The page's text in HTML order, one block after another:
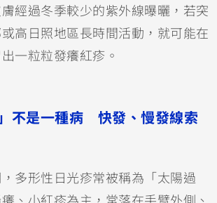
經過冬季較少的紫外線曝曬，若突
高日照地區長時間活動，就可能在
一粒粒發癢紅疹。
」不是一種病 快發、慢發線索
多形性日光疹常被稱為「太陽過